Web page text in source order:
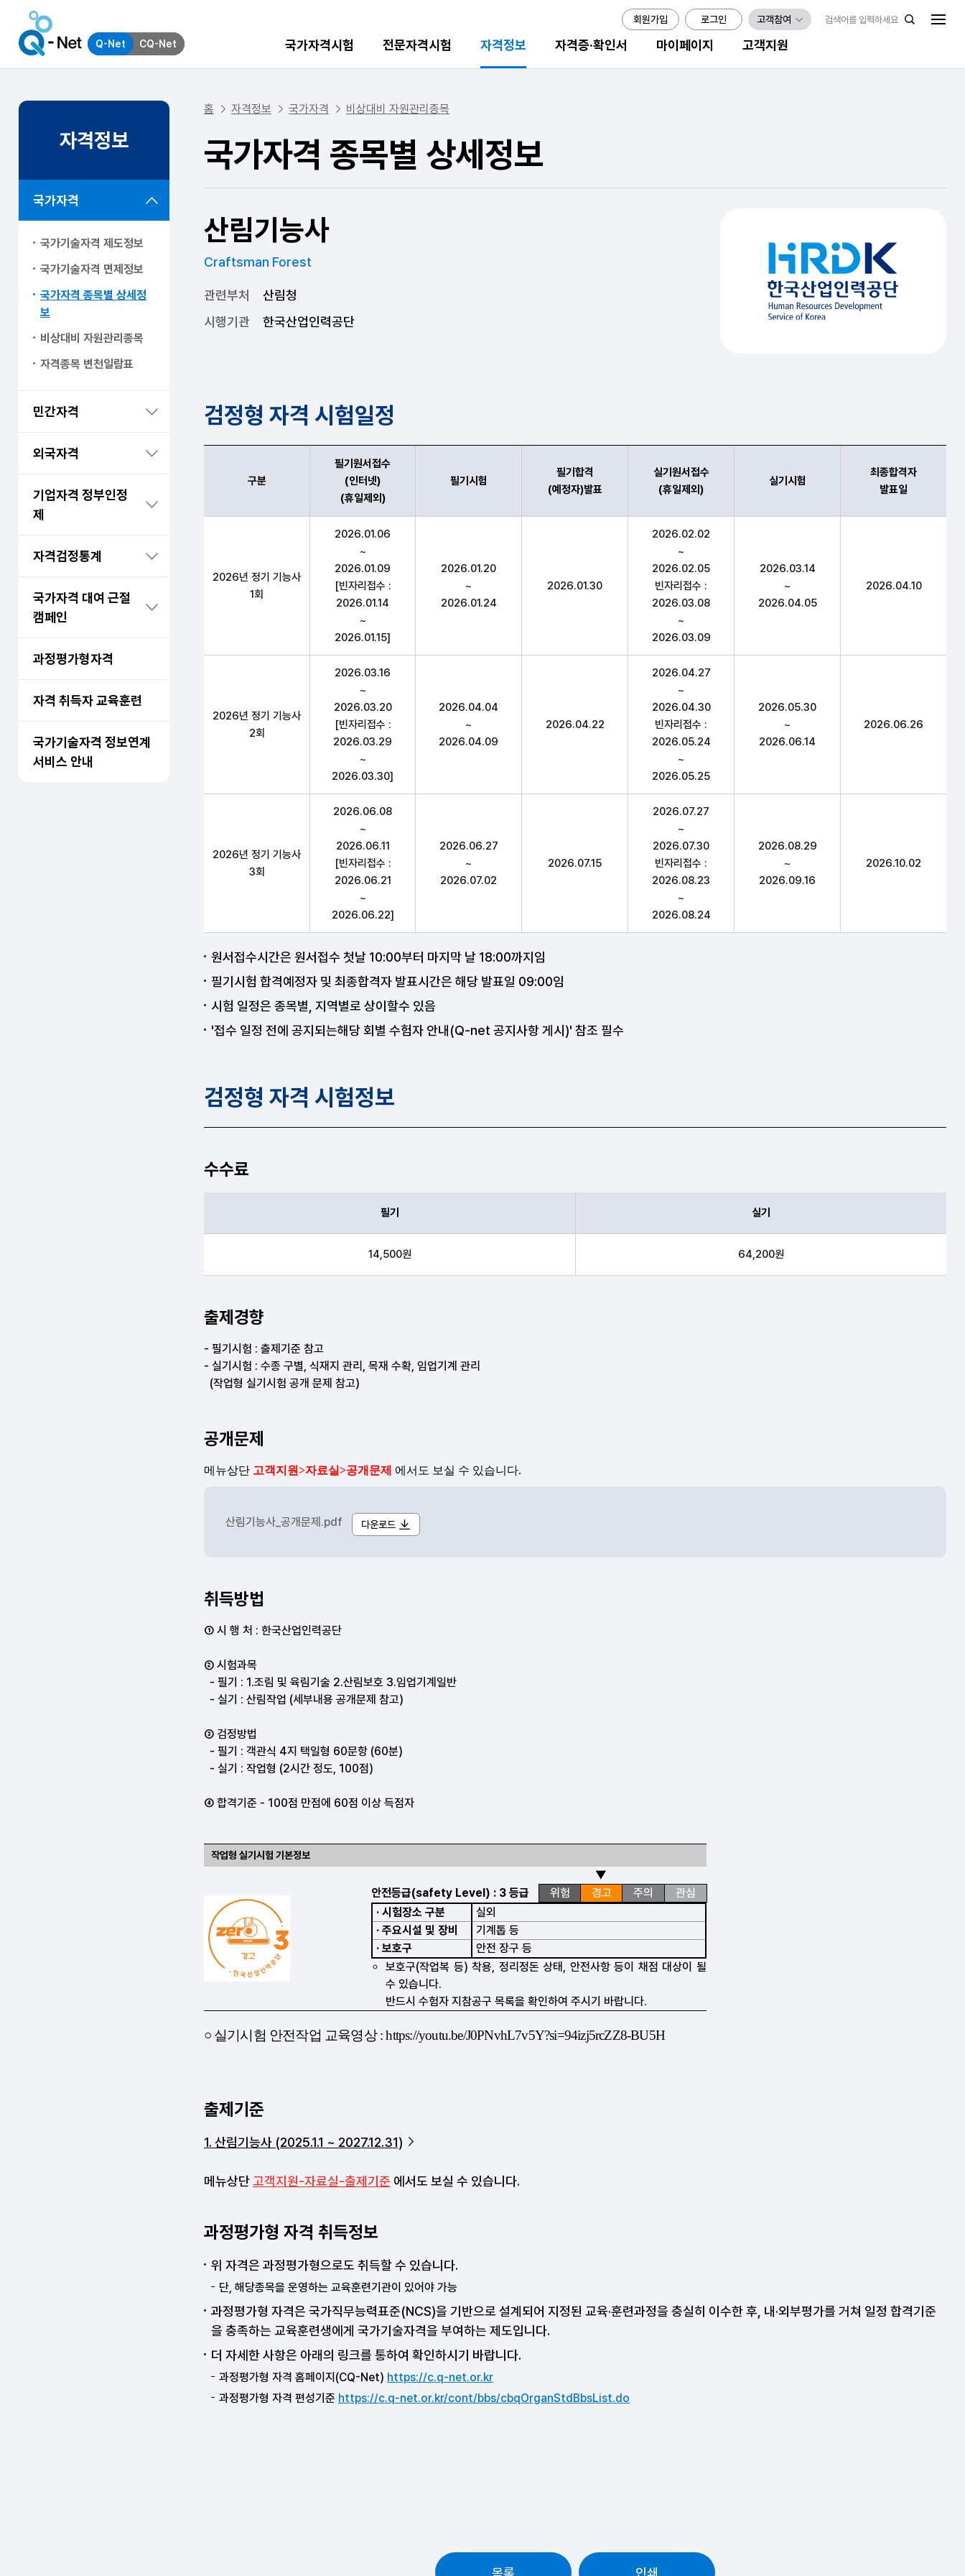
Q-Net CQ-Net 국가자격시험 전문자격시험 자격정보 자격증·확인서 마이페이지 고객지원
회원가입 로그인 고객참여
자격정보
국가자격
국가기술자격 제도정보
국가기술자격 면제정보
국가자격 종목별 상세정
보
비상대비 자원관리종목
자격종목 변천일람표
민간자격
외국자격
기업자격 정부인정
제
자격검정통계
국가자격 대여 근절
캠페인
과정평가형자격
자격 취득자 교육훈련
국가기술자격 정보연계
서비스 안내
홈 자격정보 국가자격 비상대비 자원관리종목
국가자격 종목별 상세정보
산림기능사
Craftsman Forest
관련부처
산림청
시행기관
한국산업인력공단
검정형 자격 시험일정
산림기능사 구분,필기원서접수(인터넷)(휴일제외),필기시험(예정자)발표,실기원서접수(휴일제외),실기시험,최종합격자 발표일 항목 순으로 시험일
구분
필기원서접수
(인터넷)
(휴일제외)
필기시험
필기합격
(예정자)발표
실기원서접수
(휴일제외)
실기시험
최종합격자
발표일
2026년 정기 기능사
1회
2026.01.06
~
2026.01.09
[빈자리접수 :
2026.01.14
~
2026.01.15]
2026.01.20
~
2026.01.24
2026.01.30
2026.02.02
~
2026.02.05
빈자리접수 :
2026.03.08
~
2026.03.09
2026.03.14
~
2026.04.05
2026.04.10
2026년 정기 기능사
2회
2026.03.16
~
2026.03.20
[빈자리접수 :
2026.03.29
~
2026.03.30]
2026.04.04
~
2026.04.09
2026.04.22
2026.04.27
~
2026.04.30
빈자리접수 :
2026.05.24
~
2026.05.25
2026.05.30
~
2026.06.14
2026.06.26
2026년 정기 기능사
3회
2026.06.08
~
2026.06.11
[빈자리접수 :
2026.06.21
~
2026.06.22]
2026.06.27
~
2026.07.02
2026.07.15
2026.07.27
~
2026.07.30
빈자리접수 :
2026.08.23
~
2026.08.24
2026.08.29
~
2026.09.16
2026.10.02
원서접수시간은 원서접수 첫날 10:00부터 마지막 날 18:00까지임
필기시험 합격예정자 및 최종합격자 발표시간은 해당 발표일 09:00임
시험 일정은 종목별, 지역별로 상이할수 있음
'접수 일정 전에 공지되는해당 회별 수험자 안내(Q-net 공지사항 게시)' 참조 필수
검정형 자격 시험정보
수수료
필기 실기
14,500원 64,200원
출제경향
공개문제
산림기능사_공개문제.pdf 다운로드
취득방법
출제기준
1. 산림기능사 (2025.1.1 ~ 2027.12.31)
메뉴상단고객지원-자료실-출제기준 에서도 보실 수 있습니다.
과정평가형 자격 취득정보
위 자격은 과정평가형으로도 취득할 수 있습니다.
단, 해당종목을 운영하는 교육훈련기관이 있어야 가능
과정평가형 자격은 국가직무능력표준(NCS)을 기반으로 설계되어 지정된 교육·훈련과정을 충실히 이수한 후, 내·외부평가를 거쳐 일정 합격기준
을 충족하는 교육훈련생에게 국가기술자격을 부여하는 제도입니다.
더 자세한 사항은 아래의 링크를 통하여 확인하시기 바랍니다.
과정평가형 자격 홈페이지(CQ-Net) https://c.q-net.or.kr
과정평가형 자격 편성기준 https://c.q-net.or.kr/cont/bbs/cbqOrganStdBbsList.do
목록 인쇄